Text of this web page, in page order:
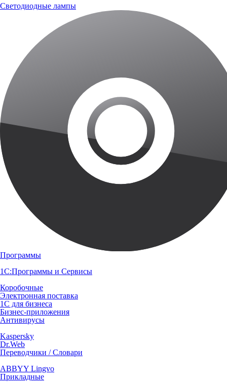
Светодиодные лампы
Программы
1С:Программы и Сервисы
Коробочные
Электронная поставка
1С для бизнеса
Бизнес-приложения
Антивирусы
Kaspersky
Dr.Web
Переводчики / Словари
ABBYY Lingvo
Прикладные